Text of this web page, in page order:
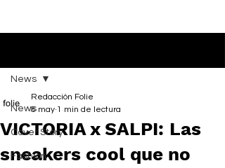
News
Cover Story
Fashion
News
VICTORIA x SALPI: Las
sneakers cool que no
Redacción Folie
8 may 1 min de lectura